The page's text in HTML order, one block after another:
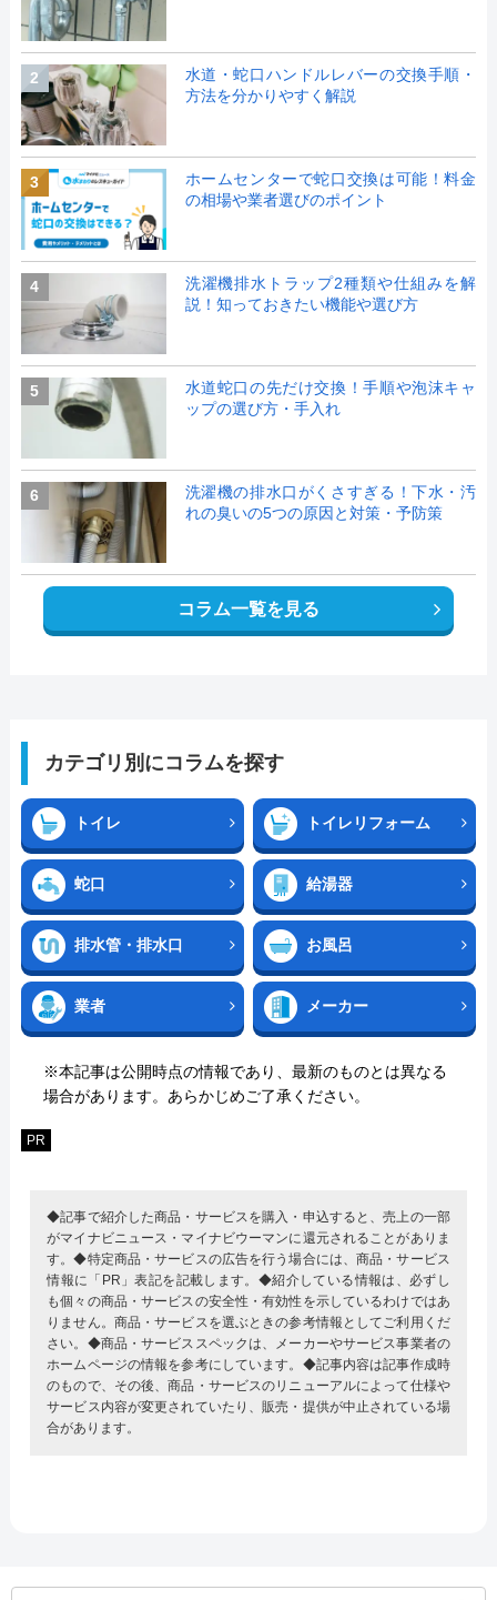
2
水道・蛇口ハンドルレバーの交換手順・
方法を分かりやすく解説
3
ホームセンターで蛇口交換は可能！料金
の相場や業者選びのポイント
4
洗濯機排水トラップ2種類や仕組みを解
説！知っておきたい機能や選び方
5
水道蛇口の先だけ交換！手順や泡沫キャ
ップの選び方・手入れ
6
洗濯機の排水口がくさすぎる！下水・汚
れの臭いの5つの原因と対策・予防策
コラム一覧を見る
カテゴリ別にコラムを探す
トイレ トイレリフォーム
蛇口 給湯器
排水管・排水口 お風呂
業者 メーカー
※本記事は公開時点の情報であり、最新のものとは異なる
場合があります。あらかじめご了承ください。
PR
◆記事で紹介した商品・サービスを購入・申込すると、売上の一部
がマイナビニュース・マイナビウーマンに還元されることがありま
す。◆特定商品・サービスの広告を行う場合には、商品・サービス
情報に「PR」表記を記載します。◆紹介している情報は、必ずし
も個々の商品・サービスの安全性・有効性を示しているわけではあ
りません。商品・サービスを選ぶときの参考情報としてご利用くだ
さい。◆商品・サービススペックは、メーカーやサービス事業者の
ホームページの情報を参考にしています。◆記事内容は記事作成時
のもので、その後、商品・サービスのリニューアルによって仕様や
サービス内容が変更されていたり、販売・提供が中止されている場
合があります。